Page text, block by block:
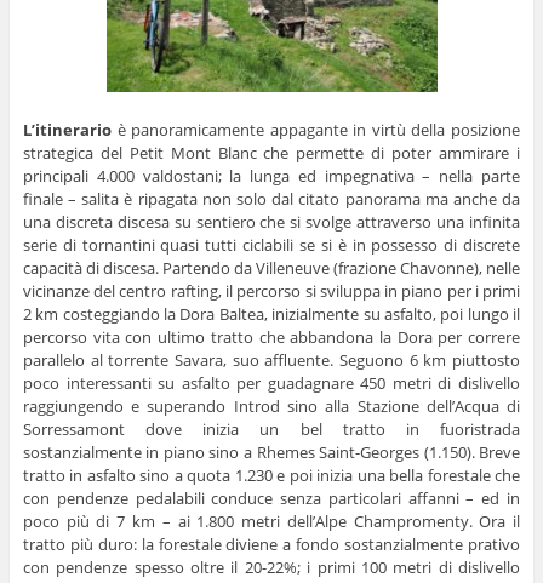
L’itinerarioè panoramicamente appagante in virtù della posizione
strategica del Petit Mont Blanc che permette di poter ammirare i
principali 4.000 valdostani; la lunga ed impegnativa – nella parte
finale – salita è ripagata non solo dal citato panorama ma anche da
una discreta discesa su sentiero che si svolge attraverso una infinita
serie di tornantini quasi tutti ciclabili se si è in possesso di discrete
capacità di discesa. Partendo da Villeneuve (frazione Chavonne), nelle
vicinanze del centro rafting, il percorso si sviluppa in piano per i primi
2 km costeggiando la Dora Baltea, inizialmente su asfalto, poi lungo il
percorso vita con ultimo tratto che abbandona la Dora per correre
parallelo al torrente Savara, suo affluente. Seguono 6 km piuttosto
poco interessanti su asfalto per guadagnare 450 metri di dislivello
raggiungendo e superando Introd sino alla Stazione dell’Acqua di
Sorressamont dove inizia un bel tratto in fuoristrada
sostanzialmente in piano sino a Rhemes Saint-Georges (1.150). Breve
tratto in asfalto sino a quota 1.230 e poi inizia una bella forestale che
con pendenze pedalabili conduce senza particolari affanni – ed in
poco più di 7 km – ai 1.800 metri dell’Alpe Champromenty. Ora il
tratto più duro: la forestale diviene a fondo sostanzialmente prativo
con pendenze spesso oltre il 20-22%; i primi 100 metri di dislivello